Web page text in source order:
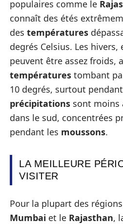
populaires comme le
connaît des étés
des températures
degrés Celsius. Les hivers,
peuvent être assez froids,
températures tombant
10 degrés, surtout
précipitations sont moins
dans le sud, concentrées
pendant les moussons.
LA MEILLEURE
VISITER
Pour la plupart des
Mumbai et le Rajasthan,